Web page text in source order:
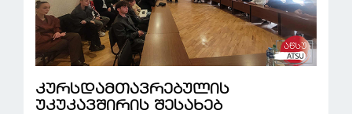
კურსდამთავრებულის
უკუკავშირის შესახებ